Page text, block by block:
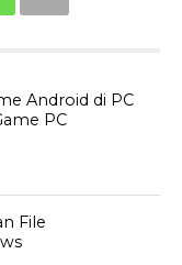
Android di PC
PC
File